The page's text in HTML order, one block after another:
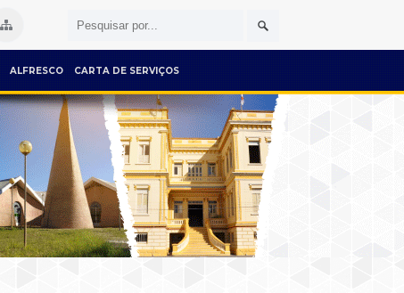
ALFRESCO CARTA DE SERVIÇOS